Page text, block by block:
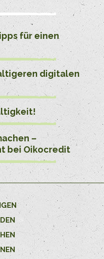
für einen
digitalen
–
bei Oikocredit